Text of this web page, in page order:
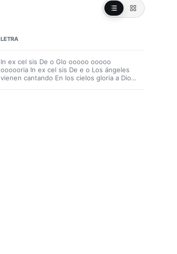
LETRA
In ex cel sis De o Glo ooooo ooooo
oooooria In ex cel sis De e o Los ángeles
vienen cantando En los cielos gloria a Dios